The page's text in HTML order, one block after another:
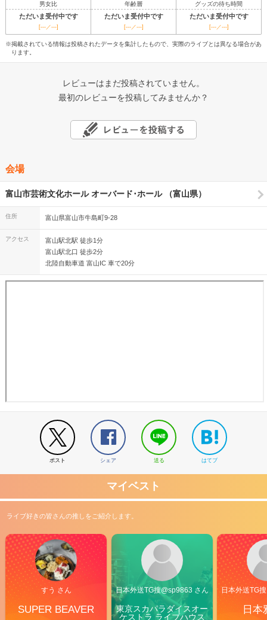
男女比 年齢層 グッズの待ち時間
ただいま受付中です ただいま受付中です ただいま受付中です
[---／---] [---／---] [---／---]
※掲載されている情報は投稿されたデータを集計したもので、実際のライブとは異なる場合があ
ります。
レビューはまだ投稿されていません。
最初のレビューを投稿してみませんか？
会場
富山市芸術文化ホール オーバード･ホール （富山県）
住所 富山県富山市牛島町9-28
アクセス
富山駅北駅 徒歩1分
富山駅北口 徒歩2分
北陸自動車道 富山IC 車で20分
ポスト シェア 送る はてブ
マイベスト
ライブ好きの皆さんの推しをご紹介します。
すう さん
SUPER BEAVER
日本外送TG搜@sp9863 さん
東京スカパラダイスオー
ケストラ ライブハウス
日本外送TG
日本